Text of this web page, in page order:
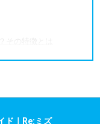
その特徴とは
とめ
ド｜Re:ミズ